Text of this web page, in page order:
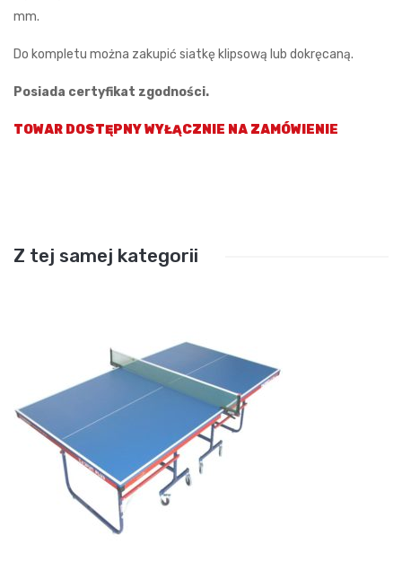
mm.
Do kompletu można zakupić siatkę klipsową lub dokręcaną.
Posiada certyfikat zgodności.
TOWAR DOSTĘPNY WYŁĄCZNIE NA ZAMÓWIENIE
Z tej samej kategorii